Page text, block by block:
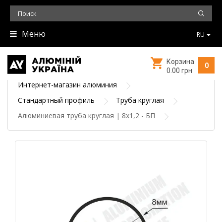
Меню RU
0
Корзина
0.00 грн
Интернет-магазин алюминия
Стандартный профиль
Труба круглая
Алюминиевая труба круглая | 8х1,2 - БП